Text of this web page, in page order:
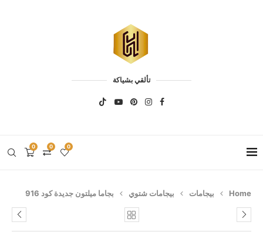
تألقي بشياكة
0 0 0
Home بيجامات بيجامات شتوي بجاما ميلتون جديدة كود 916